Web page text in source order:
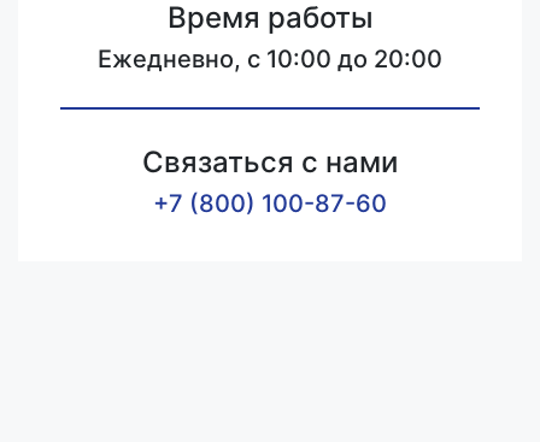
Время работы
Ежедневно, с 10:00 до 20:00
Связаться с нами
+7 (800) 100-87-60